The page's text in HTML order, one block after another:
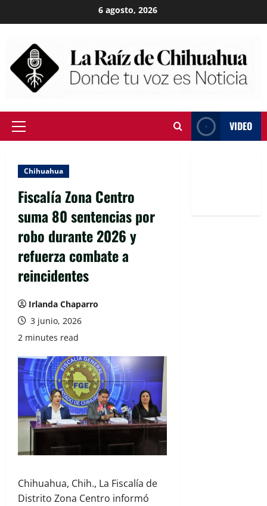
to
6 agosto, 2026
Primary
VIDEO
Chihuahua
Fiscalía Zona Centro
suma 80 sentencias por
robo durante 2026 y
refuerza combate a
reincidentes
Irlanda Chaparro
3 junio, 2026
2 minutes read
Chihuahua, Chih., La Fiscalía de
Distrito Zona Centro informó